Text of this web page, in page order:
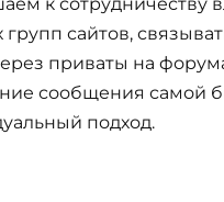
сайтов,
приваты на
сообщения самой
подход.